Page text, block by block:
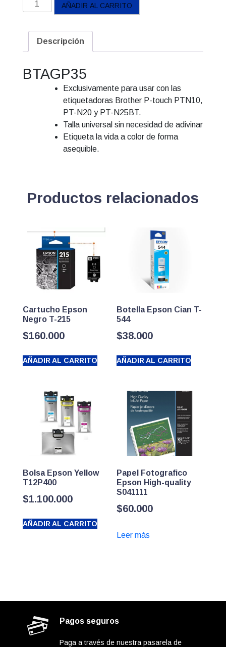
Brother
Fondo
Rosado
AÑADIR AL CARRITO
Descripción
BTAGP35
Exclusivamente para usar con las
etiquetadoras Brother P-touch PTN10,
PT-N20 y PT-N25BT.
Talla universal sin necesidad de adivinar
Etiqueta la vida a color de forma
asequible.
Productos relacionados
Cartucho Epson
Negro T-215
$160.000
AÑADIR AL CARRITO
Botella Epson Cian T-
544
$38.000
AÑADIR AL CARRITO
Bolsa Epson Yellow
T12P400
$1.100.000
AÑADIR AL CARRITO
Papel Fotografico
Epson High-quality
S041111
$60.000
Leer más
Pagos seguros
Paga a través de nuestra pasarela de